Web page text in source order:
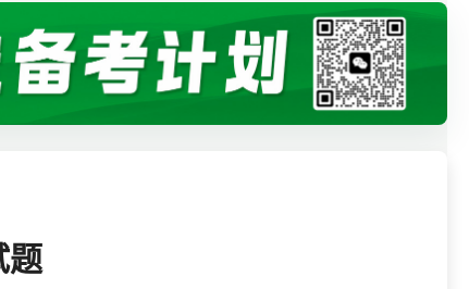
警察/辅警课程
/资格课程 国企/银行课程
题